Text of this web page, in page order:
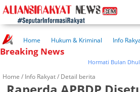
Home Hukum & Kriminal Info
Kuliner Rakyat
Wisata Rakyat
Breaking News
Hormati Bulan
Home / Info Rakyat/ Detail berita